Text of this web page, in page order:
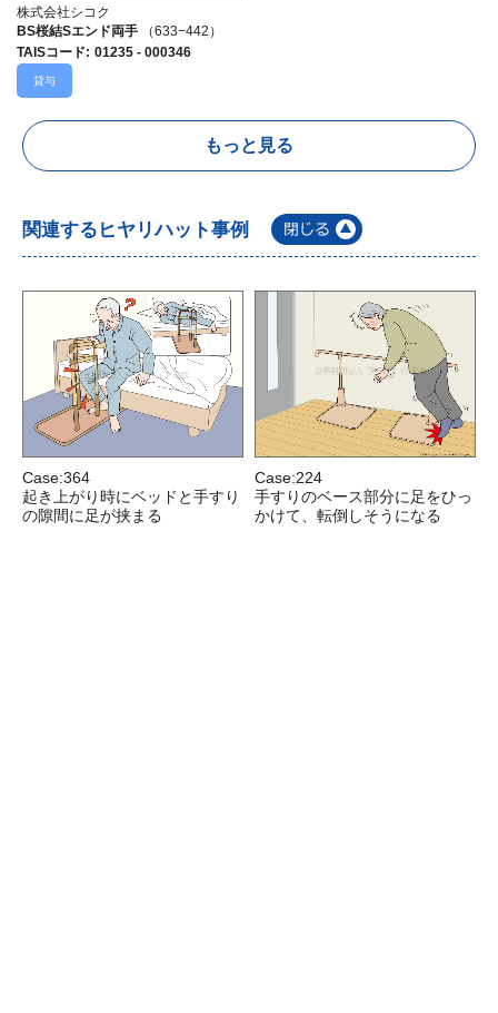
株式会社シコク
BS桜結Sエンド両手
（633−442）
TAISコード: 01235 - 000346
貸与
もっと見る
関連するヒヤリハット事例
Case:364
起き上がり時にベッドと手すり
の隙間に足が挟まる
Case:224
手すりのベース部分に足をひっ
かけて、転倒しそうになる